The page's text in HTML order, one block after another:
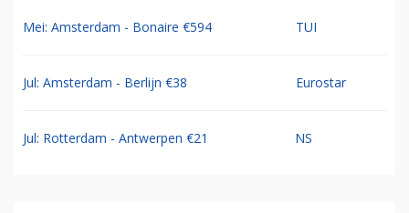
Mei: Amsterdam - Bonaire €594 TUI
Jul: Amsterdam - Berlijn €38 Eurostar
Jul: Rotterdam - Antwerpen €21 NS